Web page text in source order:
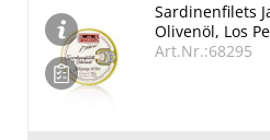
Sardinenfilets
Olivenöl, Los
Art.Nr.:68295